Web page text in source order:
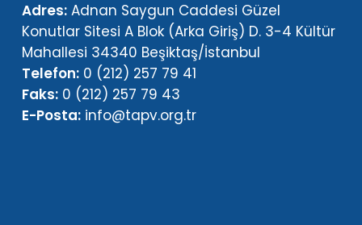
Adres:Adnan Saygun Caddesi Güzel
Konutlar Sitesi A Blok (Arka Giriş) D. 3-4 Kültür
Mahallesi 34340 Beşiktaş/İstanbul
Telefon: 0 (212) 257 79 41
Faks:0 (212) 257 79 43
E-Posta: info@tapv.org.tr